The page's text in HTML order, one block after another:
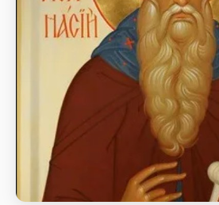
день пам’яті Преподобного